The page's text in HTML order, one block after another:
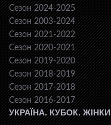
Сезон 2024-2025
Сезон 2003-2024
Сезон 2021-2022
Сезон 2020-2021
Сезон 2019-2020
Сезон 2018-2019
Сезон 2017-2018
Сезон 2016-2017
УКРАЇНА. КУБОК. ЖІНКИ